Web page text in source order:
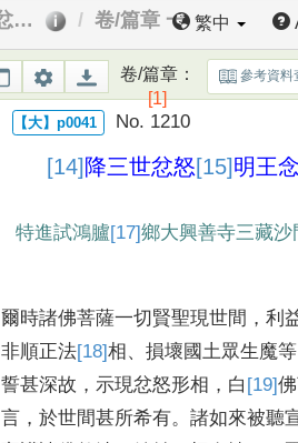
T1210 降三世忿怒明王念誦儀軌 卷/篇章 一 繁中
卷/篇章：
[1]
參考資料
No. 1210
[14] 降三世忿怒[15]明王
特進試鴻臚[17]鄉大興善寺三藏沙
爾時諸佛菩薩一切賢聖現世間 ，利
非順正法[18]相 、損壞國土眾生魔等
誓甚深故 ，示現忿怒形相 ， 白 [19]佛
言 ，於世間甚所希有。諸如來被聽